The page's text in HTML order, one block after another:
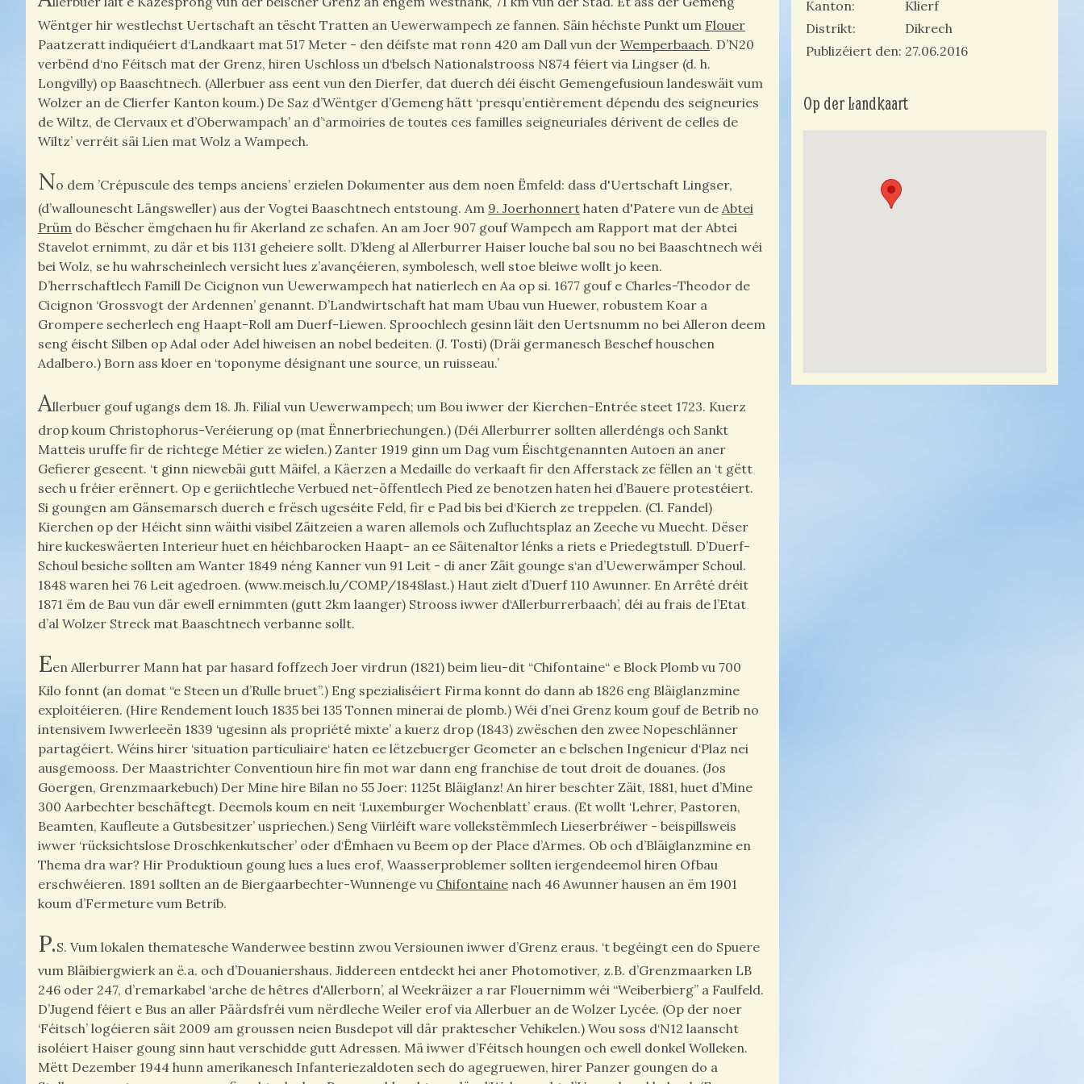
Wëntger hir westlechst Uertschaft an tëscht Tratten an Uewerwampech ze fannen. Säin héchste Punkt um Flouer
Paatzeratt indiquéiert d‘Landkaart mat 517 Meter - den déifste mat ronn 420 am Dall vun der Wemperbaach. D’N20
verbënd d‘no Féitsch mat der Grenz, hiren Uschloss un d‘belsch Nationalstrooss N874 féiert via Lingser (d. h.
Longvilly) op Baaschtnech. (Allerbuer ass eent vun den Dierfer, dat duerch déi éischt Gemengefusioun landeswäit vum
Wolzer an de Clierfer Kanton koum.) De Saz d’Wëntger d’Gemeng hätt ‘presqu’entièrement dépendu des seigneuries
de Wiltz, de Clervaux et d’Oberwampach’ an d’‘armoiries de toutes ces familles seigneuriales dérivent de celles de
Wiltz’ verréit säi Lien mat Wolz a Wampech.
No dem ’Crépuscule des temps anciens’ erzielen Dokumenter aus dem noen Ëmfeld: dass d'Uertschaft Lingser,
(d’wallounescht Längsweller) aus der Vogtei Baaschtnech entstoung. Am 9. Joerhonnert haten d'Patere vun de Abtei
Prüm do Bëscher ëmgehaen hu fir Akerland ze schafen. An am Joer 907 gouf Wampech am Rapport mat der Abtei
Stavelot ernimmt, zu där et bis 1131 geheiere sollt. D’kleng al Allerburrer Haiser louche bal sou no bei Baaschtnech wéi
bei Wolz, se hu wahrscheinlech versicht lues z’avançéieren, symbolesch, well stoe bleiwe wollt jo keen.
D’herrschaftlech Famill De Cicignon vun Uewerwampech hat natierlech en Aa op si. 1677 gouf e Charles-Theodor de
Cicignon ‘Grossvogt der Ardennen’ genannt. D’Landwirtschaft hat mam Ubau vun Huewer, robustem Koar a
Grompere secherlech eng Haapt-Roll am Duerf-Liewen. Sproochlech gesinn läit den Uertsnumm no bei Alleron deem
seng éischt Silben op Adal oder Adel hiweisen an nobel bedeiten. (J. Tosti) (Dräi germanesch Beschef houschen
Adalbero.) Born ass kloer en ‘toponyme désignant une source, un ruisseau.’
Allerbuer gouf ugangs dem 18. Jh. Filial vun Uewerwampech; um Bou iwwer der Kierchen-Entrée steet 1723. Kuerz
drop koum Christophorus-Veréierung op (mat Ënnerbriechungen.) (Déi Allerburrer sollten allerdéngs och Sankt
Matteis uruffe fir de richtege Métier ze wielen.) Zanter 1919 ginn um Dag vum Éischtgenannten Autoen an aner
Gefierer geseent. ‘t ginn niewebäi gutt Mäifel, a Käerzen a Medaille do verkaaft fir den Afferstack ze fëllen an ‘t gëtt
sech u fréier erënnert. Op e geriichtleche Verbued net-öffentlech Pied ze benotzen haten hei d’Bauere protestéiert.
Si goungen am Gänsemarsch duerch e frësch ugeséite Feld, fir e Pad bis bei d‘Kierch ze treppelen. (Cl. Fandel)
Kierchen op der Héicht sinn wäithi visibel Zäitzeien a waren allemols och Zufluchtsplaz an Zeeche vu Muecht. Dëser
hire kuckeswäerten Interieur huet en héichbarocken Haapt- an ee Säitenaltor lénks a riets e Priedegtstull. D’Duerf-
Schoul besiche sollten am Wanter 1849 néng Kanner vun 91 Leit - di aner Zäit gounge s‘an d’Uewerwämper Schoul.
1848 waren hei 76 Leit agedroen. (www.meisch.lu/COMP/1848last.) Haut zielt d’Duerf 110 Awunner. En Arrêté dréit
1871 ëm de Bau vun där ewell ernimmten (gutt 2km laanger) Strooss iwwer d‘Allerburrerbaach’, déi au frais de l’Etat
d’al Wolzer Streck mat Baaschtnech verbanne sollt.
Een Allerburrer Mann hat par hasard foffzech Joer virdrun (1821) beim lieu-dit “Chifontaine“ e Block Plomb vu 700
Kilo fonnt (an domat “e Steen un d’Rulle bruet”.) Eng spezialiséiert Firma konnt do dann ab 1826 eng Bläiglanzmine
exploitéieren. (Hire Rendement louch 1835 bei 135 Tonnen minerai de plomb.) Wéi d’nei Grenz koum gouf de Betrib no
intensivem Iwwerleeën 1839 ‘ugesinn als propriété mixte’ a kuerz drop (1843) zwëschen den zwee Nopeschlänner
partagéiert. Wéins hirer ‘situation particuliaire‘ haten ee lëtzebuerger Geometer an e belschen Ingenieur d‘Plaz nei
ausgemooss. Der Maastrichter Conventioun hire fin mot war dann eng franchise de tout droit de douanes. (Jos
Goergen, Grenzmaarkebuch) Der Mine hire Bilan no 55 Joer: 1125t Bläiglanz! An hirer beschter Zäit, 1881, huet d’Mine
300 Aarbechter beschäftegt. Deemols koum en neit ‘Luxemburger Wochenblatt’ eraus. (Et wollt ‘Lehrer, Pastoren,
Beamten, Kaufleute a Gutsbesitzer’ uspriechen.) Seng Viirléift ware vollekstëmmlech Lieserbréiwer - beispillsweis
iwwer ‘rücksichtslose Droschkenkutscher’ oder d‘Ëmhaen vu Beem op der Place d’Armes. Ob och d’Bläiglanzmine en
Thema dra war? Hir Produktioun goung lues a lues erof, Waasserproblemer sollten iergendeemol hiren Ofbau
erschwéieren. 1891 sollten an de Biergaarbechter-Wunnenge vu Chifontaine nach 46 Awunner hausen an ëm 1901
koum d’Fermeture vum Betrib.
P.S. Vum lokalen thematesche Wanderwee bestinn zwou Versiounen iwwer d’Grenz eraus. ‘t begéingt een do Spuere
vum Bläibiergwierk an ë.a. och d’Douaniershaus. Jiddereen entdeckt hei aner Photomotiver, z.B. d’Grenzmaarken LB
246 oder 247, d’remarkabel ‘arche de hêtres d'Allerborn’, al Weekräizer a rar Flouernimm wéi “Weiberbierg” a Faulfeld.
D’Jugend féiert e Bus an aller Päärdsfréi vum nërdleche Weiler erof via Allerbuer an de Wolzer Lycée. (Op der noer
‘Féitsch’ logéieren säit 2009 am groussen neien Busdepot vill där praktescher Vehikelen.) Wou soss d‘N12 laanscht
isoléiert Haiser goung sinn haut verschidde gutt Adressen. Mä iwwer d’Féitsch houngen och ewell donkel Wolleken.
Mëtt Dezember 1944 hunn amerikanesch Infanteriezaldoten sech do agegruewen, hirer Panzer goungen do a
Kanton
Klierf
Distrikt
Dikrech
Publizéiert den 27.06.2016
Op der Landkaart